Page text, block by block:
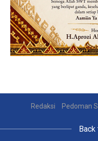
Redaksi Pedoman
Back